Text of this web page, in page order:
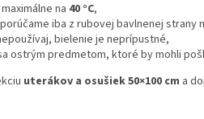
na 40 °C,
iba z rubovej bavlnenej strany
bielenie je neprípustné,
ostrým predmetom, ktoré by mohli
uterákov a osušiek 50×100 cm a